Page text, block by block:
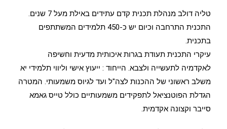
טליה דולב מנהלת תכנית קדם עתידים באילת מעל 7 שנים.
התכנית התרחבה וכיום יש כ-450 תלמידים המשתתפים
בתכנית.
עיקרי התכנית תעודת בגרות איכותית מדעית וחשיפה
לאקדמיה לתעשייה ולצבא. הייחוד : ייעוץ אישי וליווי תלמידי יא
משלב ראשוני של ההכנות לצה"ל ועד לגיוס משמעותי. המטרה
הגדלת הפוטנציאל לתפקידים משמעותיים כולל טייס גאמא
סייבר וקצונה אקדמית.